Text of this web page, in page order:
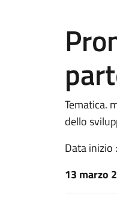
Tematica.
dello
Data inizio :
13 marzo